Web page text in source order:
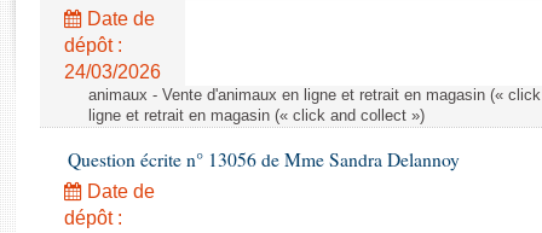
Rapports législatifs
Rapports sur l'application des lois
Baromètre de l’application des lois
Dossiers législatifs
Budget et sécurité sociale
Questions écrites et orales
Date de
dépôt :
24/03/2026
animaux - Vente d'animaux en ligne et retrait en magasin («
ligne et retrait en magasin (« click and collect »)
Question écrite n° 13056 de Mme Sandra Delannoy
Date de
dépôt :